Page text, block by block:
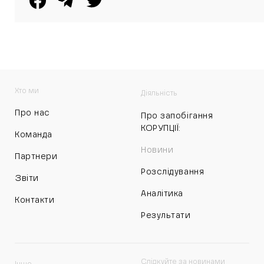
Хто ми
Про нас
Команда
Партнери
Звіти
Контакти
Діяльність
Про запобігання
КОРУПЦІЇ:
Новини
Розслідування
Аналітика
Результати
Слідкуйте за новинами